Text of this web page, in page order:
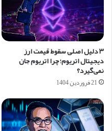
۳ دلیل اصلی سقوط قیمت ارز
دیجیتال اتریوم؛ چرا اتریوم جان
نمی‌گیرد؟
21 فروردین 1404